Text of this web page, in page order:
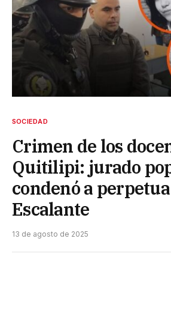
SOCIEDAD
Crimen de los
Quitilipi: jurado
condenó a
Escalante
13 de agosto de 2025